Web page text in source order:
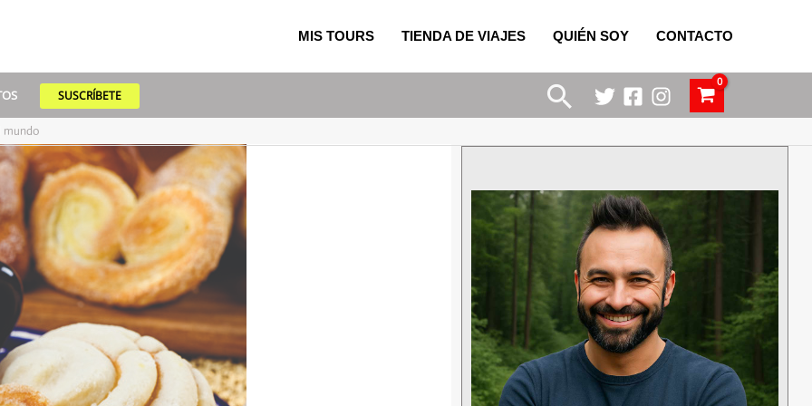
MIS TOURS TIENDA DE VIAJES QUIÉN SOY CONTACTO
SUSCRÍBETE Buscar
mundo